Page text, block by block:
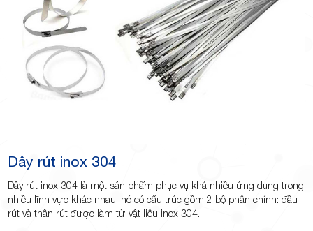
Dây rút inox 304
Dây rút inox 304 là một sản phẩm phục vụ khá nhiều ứng dụng trong
nhiều lĩnh vực khác nhau, nó có cấu trúc gồm 2 bộ phận chính: đầu
rút và thân rút được làm từ vật liệu inox 304.